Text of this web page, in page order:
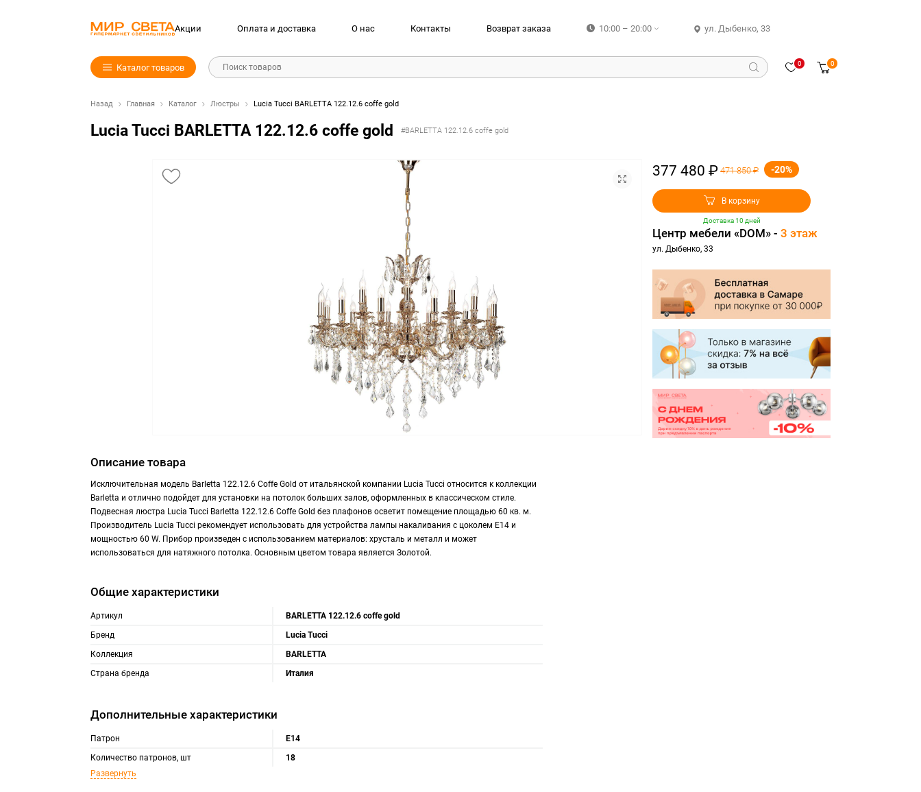
Акции Оплата и доставка О нас Контакты Возврат заказа 10:00 – 20:00 ул. Дыбенко, 33
Каталог товаров Поиск товаров 0 0
Назад Главная Каталог Люстры Lucia Tucci BARLETTA 122.12.6 coffe gold
Lucia Tucci BARLETTA 122.12.6 coffe gold #BARLETTA 122.12.6 coffe gold
377 480 ₽ 471 850 ₽ -20%
В корзину
Доставка 10 дней
Центр мебели «DOM» - 3 этаж
ул. Дыбенко, 33
Описание товара
Исключительная модель Barletta 122.12.6 Coffe Gold от итальянской компании Lucia Tucci относится к коллекции
Barletta и отлично подойдет для установки на потолок больших залов, оформленных в классическом стиле.
Подвесная люстра Lucia Tucci Barletta 122.12.6 Coffe Gold без плафонов осветит помещение площадью 60 кв. м.
Производитель Lucia Tucci рекомендует использовать для устройства лампы накаливания с цоколем E14 и
мощностью 60 W. Прибор произведен с использованием материалов: хрусталь и металл и может
использоваться для натяжного потолка. Основным цветом товара является Золотой.
Общие характеристики
Артикул
BARLETTA 122.12.6 coffe gold
Бренд
Lucia Tucci
Коллекция
BARLETTA
Страна бренда
Италия
Дополнительные характеристики
Патрон
Е14
Количество патронов, шт
18
Развернуть